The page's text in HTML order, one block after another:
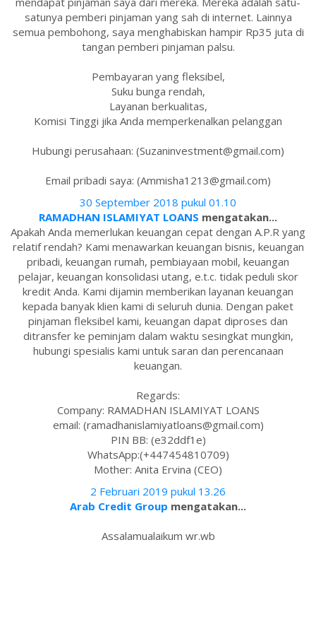
satunya pemberi pinjaman yang sah di internet. Lainnya
semua pembohong, saya menghabiskan hampir Rp35 juta di
tangan pemberi pinjaman palsu.
Pembayaran yang fleksibel,
Suku bunga rendah,
Layanan berkualitas,
Komisi Tinggi jika Anda memperkenalkan pelanggan
Hubungi perusahaan: (Suzaninvestment@gmail.com)
Email pribadi saya: (Ammisha1213@gmail.com)
30 September 2018 pukul 01.10
RAMADHAN ISLAMIYAT LOANS mengatakan...
Apakah Anda memerlukan keuangan cepat dengan A.P.R yang
relatif rendah? Kami menawarkan keuangan bisnis, keuangan
pribadi, keuangan rumah, pembiayaan mobil, keuangan
pelajar, keuangan konsolidasi utang, e.t.c. tidak peduli skor
kredit Anda. Kami dijamin memberikan layanan keuangan
kepada banyak klien kami di seluruh dunia. Dengan paket
pinjaman fleksibel kami, keuangan dapat diproses dan
ditransfer ke peminjam dalam waktu sesingkat mungkin,
hubungi spesialis kami untuk saran dan perencanaan
keuangan.
Regards:
Company: RAMADHAN ISLAMIYAT LOANS
email: (ramadhanislamiyatloans@gmail.com)
PIN BB: (e32ddf1e)
WhatsApp:(+447454810709)
Mother: Anita Ervina (CEO)
2 Februari 2019 pukul 13.26
Arab Credit Group mengatakan...
Assalamualaikum wr.wb